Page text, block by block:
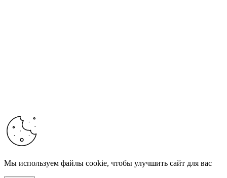
Мы используем файлы cookie, чтобы улучшить сайт для вас